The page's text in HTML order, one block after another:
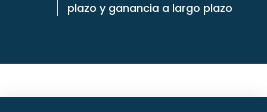
plazo y ganancia a largo plazo